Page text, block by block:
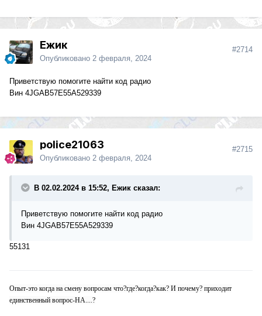
Ежик
Опубликовано 2 февраля, 2024
#2714
Приветствую помогите найти код радио
Вин 4JGAB57E55A529339
police21063
Опубликовано 2 февраля, 2024
#2715
В 02.02.2024 в 15:52, Ежик сказал:
Приветствую помогите найти код радио
Вин 4JGAB57E55A529339
55131
Опыт-это когда на смену вопросам что?где?когда?как? И почему? приходит
единственный вопрос-НА....?